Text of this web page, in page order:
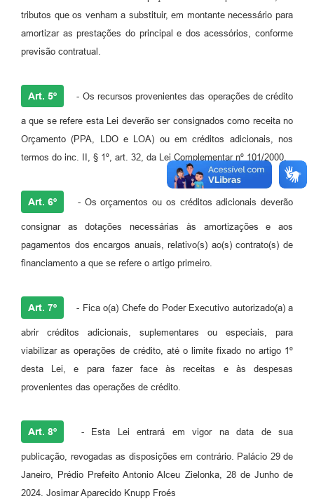
tributos que os venham a substituir, em montante necessário para
amortizar as prestações do principal e dos acessórios, conforme
previsão contratual.
Art. 5º - Os recursos provenientes das operações de crédito
a que se refere esta Lei deverão ser consignados como receita no
Orçamento (PPA, LDO e LOA) ou em créditos adicionais, nos
termos do inc. II, § 1º, art. 32, da Lei Complementar nº 101/2000.
Art. 6º - Os orçamentos ou os créditos adicionais deverão
consignar as dotações necessárias às amortizações e aos
pagamentos dos encargos anuais, relativo(s) ao(s) contrato(s) de
financiamento a que se refere o artigo primeiro.
Art. 7º - Fica o(a) Chefe do Poder Executivo autorizado(a) a
abrir créditos adicionais, suplementares ou especiais, para
viabilizar as operações de crédito, até o limite fixado no artigo 1º
desta Lei, e para fazer face às receitas e às despesas
provenientes das operações de crédito.
Art. 8º - Esta Lei entrará em vigor na data de sua
publicação, revogadas as disposições em contrário. Palácio 29 de
Janeiro, Prédio Prefeito Antonio Alceu Zielonka, 28 de Junho de
2024. Josimar Aparecido Knupp Froés